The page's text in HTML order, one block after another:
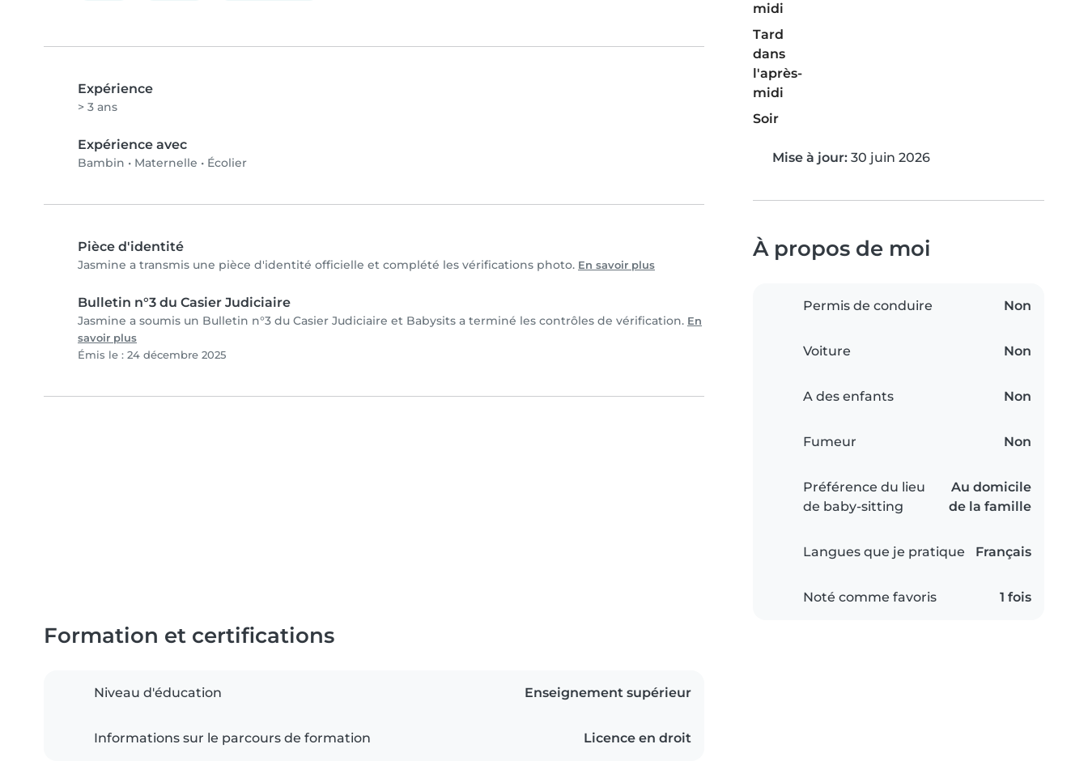
Expérience
> 3 ans
Expérience avec
Bambin • Maternelle • Écolier
Pièce d'identité
Jasmine a transmis une pièce d'identité officielle et complété les vérifications photo. En savoir plus
Bulletin n°3 du Casier Judiciaire
Jasmine a soumis un Bulletin n°3 du Casier Judiciaire et Babysits a terminé les contrôles de vérification. En
savoir plus
Émis le : 24 décembre 2025
midi
Tard
dans
l'après-
midi
Soir
Mise à jour: 30 juin 2026
À propos de moi
Permis de conduire Non
Voiture Non
A des enfants Non
Fumeur Non
Préférence du lieu
de baby-sitting
Au domicile
de la famille
Langues que je pratique Français
Noté comme favoris 1 fois
Formation et certifications
Niveau d'éducation Enseignement supérieur
Informations sur le parcours de formation Licence en droit